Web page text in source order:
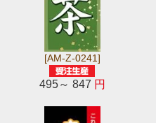
[AM-Z-0241]
495～ 847 円